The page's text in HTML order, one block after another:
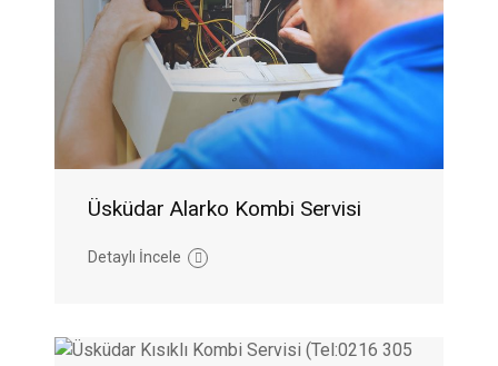
Üsküdar Alarko Kombi Servisi
Detaylı İncele